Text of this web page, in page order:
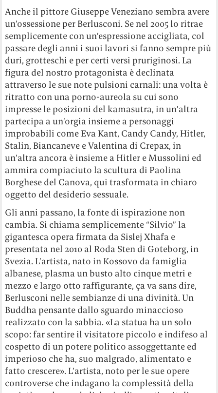
Anche il pittore Giuseppe Veneziano sembra avere
un’ossessione per Berlusconi. Se nel 2005 lo ritrae
semplicemente con un’espressione accigliata, col
passare degli anni i suoi lavori si fanno sempre più
duri, grotteschi e per certi versi pruriginosi. La
figura del nostro protagonista è declinata
attraverso le sue note pulsioni carnali: una volta è
ritratto con una porno-aureola su cui sono
impresse le posizioni del kamasutra, in un’altra
partecipa a un’orgia insieme a personaggi
improbabili come Eva Kant, Candy Candy, Hitler,
Stalin, Biancaneve e Valentina di Crepax, in
un’altra ancora è insieme a Hitler e Mussolini ed
ammira compiaciuto la scultura di Paolina
Borghese del Canova, qui trasformata in chiaro
oggetto del desiderio sessuale.
Gli anni passano, la fonte di ispirazione non
cambia. Si chiama semplicemente “Silvio” la
gigantesca opera firmata da Sislej Xhafa e
presentata nel 2010 al Roda Sten di Goteborg, in
Svezia. L’artista, nato in Kossovo da famiglia
albanese, plasma un busto alto cinque metri e
mezzo e largo otto raffigurante, ça va sans dire,
Berlusconi nelle sembianze di una divinità. Un
Buddha pensante dallo sguardo minaccioso
realizzato con la sabbia. «La statua ha un solo
scopo: far sentire il visitatore piccolo e indifeso al
cospetto di un potere politico assoggettante ed
imperioso che ha, suo malgrado, alimentato e
fatto crescere». L’artista, noto per le sue opere
controverse che indagano la complessità della